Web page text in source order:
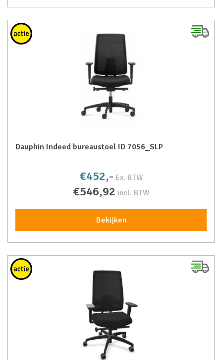
Dauphin Indeed bureaustoel ID 7056_SLP
€452,- Ex. BTW
€546,92 incl. BTW
Bekijken